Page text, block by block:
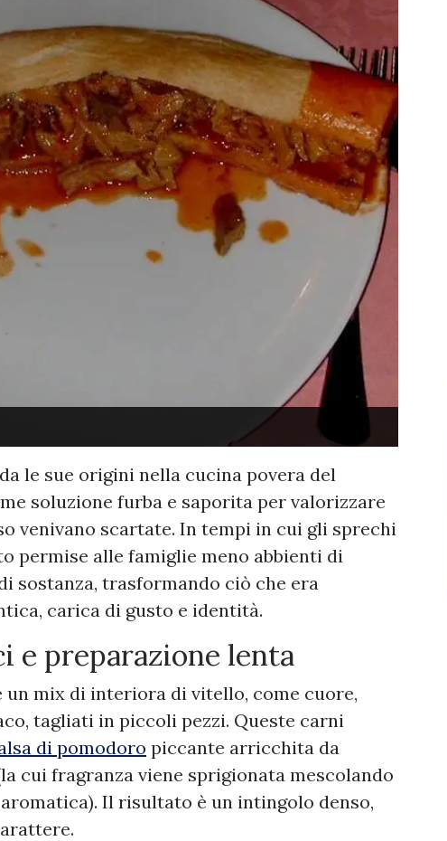
le sue origini nella cucina povera del
soluzione furba e saporita per valorizzare
venivano scartate. In tempi in cui gli sprechi
permise alle famiglie meno abbienti di
trasformando ciò che era
carica di gusto e identità.
e preparazione lenta
mix di interiora di vitello, come cuore,
tagliati in piccoli pezzi. Queste carni
di pomodoro piccante arricchita da
cui fragranza viene sprigionata mescolando
Il risultato è un intingolo denso,